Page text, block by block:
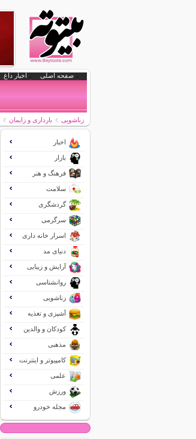
صفحه اصلی اخبار داغ
زناشویی بارداری و زایمان
اخبار
بازار
فرهنگ و هنر
سلامت
گردشگری
سرگرمی
اسرار خانه داری
دنیای مد
آرایش و زیبایی
روانشناسی
زناشویی
آشپزی و تغذیه
کودکان و والدین
مذهبی
کامپیوتر و اینترنت
علمی
ورزش
مجله خودرو